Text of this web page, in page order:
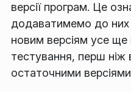
версії програм. Це
додаватимемо до них
новим версіям усе ще
тестування, перш ніж
остаточними